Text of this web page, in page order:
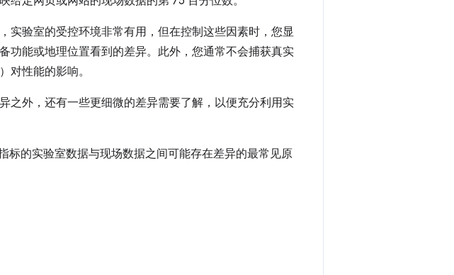
实验室的受控环境非常有用，但在控制这些因素时，您显
功能或地理位置看到的差异。此外，您通常不会捕获真实
对性能的影响。
之外，还有一些更细微的差异需要了解，以便充分利用实
标的实验室数据与现场数据之间可能存在差异的最常见原